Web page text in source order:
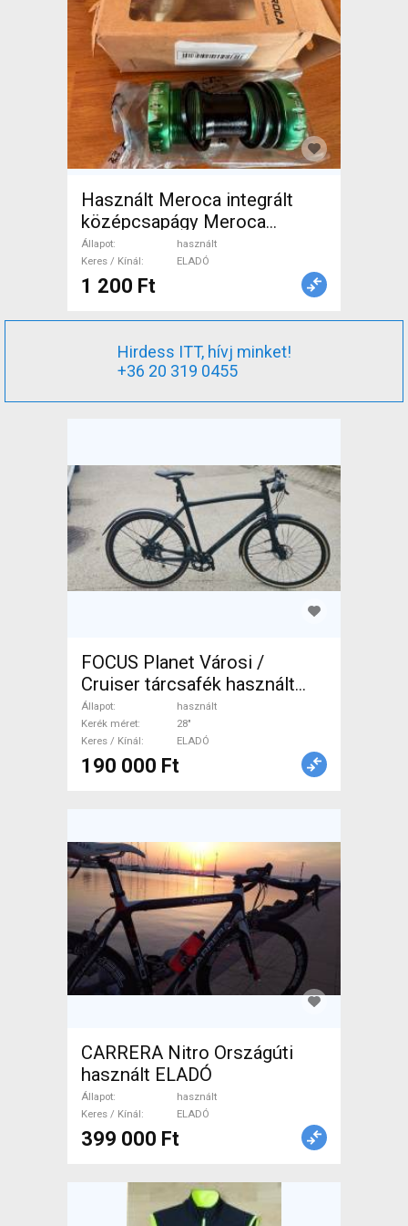
Használt Meroca integrált
középcsapágy Meroca
Ceramic Bearings Bottom
Bracket Mountain Bike
Alkatrész, MTB
Állapot
használt
Keres / Kínál
ELADÓ
1 200 Ft
Hirdess ITT, hívj minket!
+36 20 319 0455
FOCUS Planet Városi /
Cruiser tárcsafék használt
ELADÓ
Állapot
használt
Kerék méret
28"
Keres / Kínál
ELADÓ
190 000 Ft
CARRERA Nitro Országúti
használt ELADÓ
Állapot
használt
Keres / Kínál
ELADÓ
399 000 Ft